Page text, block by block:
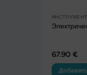
67.90 €